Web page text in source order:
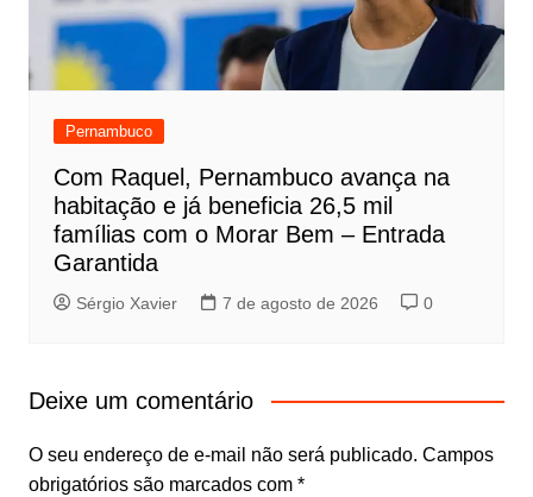
Pernambuco
Com Raquel, Pernambuco avança na
habitação e já beneficia 26,5 mil
famílias com o Morar Bem – Entrada
Garantida
Sérgio Xavier 7 de agosto de 2026 0
Deixe um comentário
O seu endereço de e-mail não será publicado. Campos
obrigatórios são marcados com *